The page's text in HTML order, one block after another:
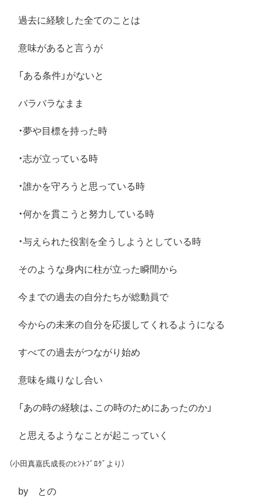
過去に経験した全てのことは
意味があると言うが
「ある条件」がないと
バラバラなまま
・夢や目標を持った時
・志が立っている時
・誰かを守ろうと思っている時
・何かを貫こうと努力している時
・与えられた役割を全うしようとしている時
そのような身内に柱が立った瞬間から
今までの過去の自分たちが総動員で
今からの未来の自分を応援してくれるようになる
すべての過去がつながり始め
意味を織りなし合い
「あの時の経験は、この時のためにあったのか」
と思えるようなことが起こっていく
（小田真嘉氏成長のﾋﾝﾄﾌﾞﾛｸﾞより）
by との